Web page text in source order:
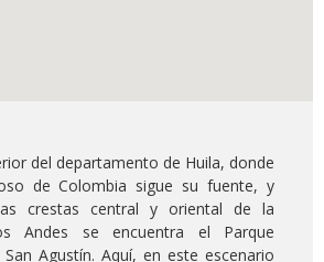
del departamento de Huila, donde
de Colombia sigue su fuente, y
crestas central y oriental de la
Andes se encuentra el Parque
Agustín. Aquí, en este escenario